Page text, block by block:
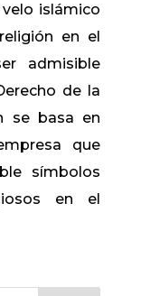
islámico
en el
admisible
de la
se basa en
que
símbolos
en el